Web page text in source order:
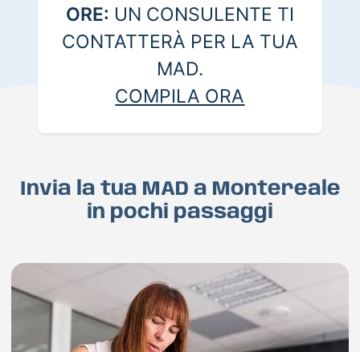
ORE: UN CONSULENTE TI
CONTATTERÀ PER LA TUA
MAD.
COMPILA ORA
Invia la tua MAD a Montereale
in pochi passaggi